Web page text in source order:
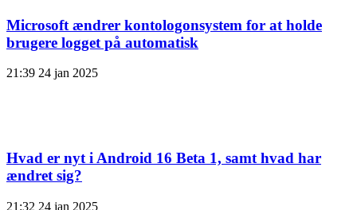
Microsoft ændrer kontologonsystem for at holde
brugere logget på automatisk
21:39 24 jan 2025
Hvad er nyt i Android 16 Beta 1, samt hvad har
ændret sig?
21:32 24 jan 2025